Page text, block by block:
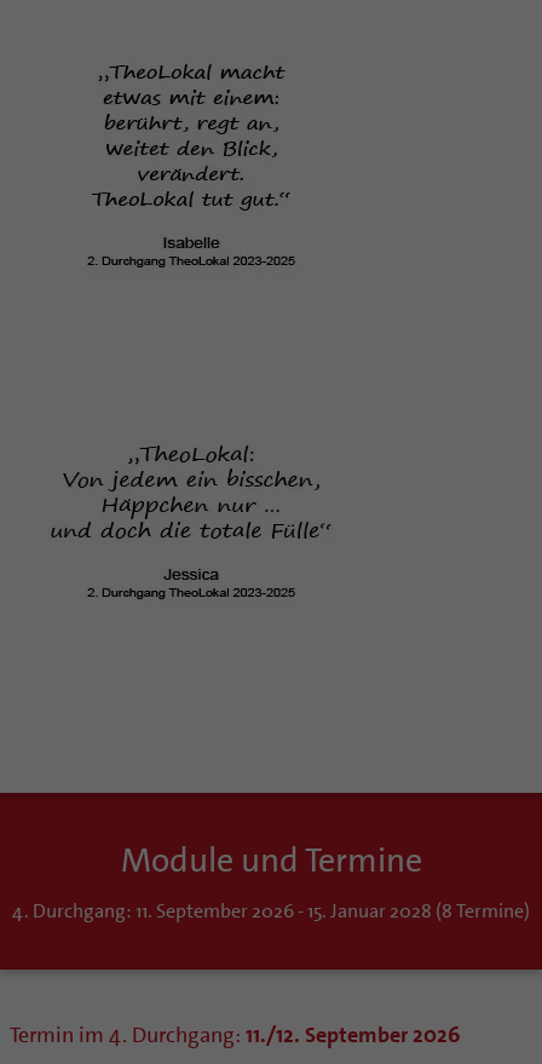
Module und Termine
4. Durchgang: 11. September 2026 - 15. Januar 2028 (8 Termine)
Termin im 4. Durchgang: 11./12. September 2026